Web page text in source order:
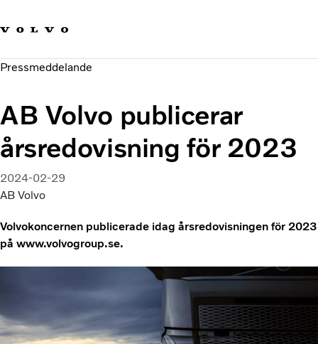
Hållbara transporter
Investerare
Nyheter och Media
Pressmeddelande
AB Volvo publicerar
årsredovisning för 2023
2024-02-29
AB Volvo
Volvokoncernen publicerade idag årsredovisningen för 2023
på www.volvogroup.se.